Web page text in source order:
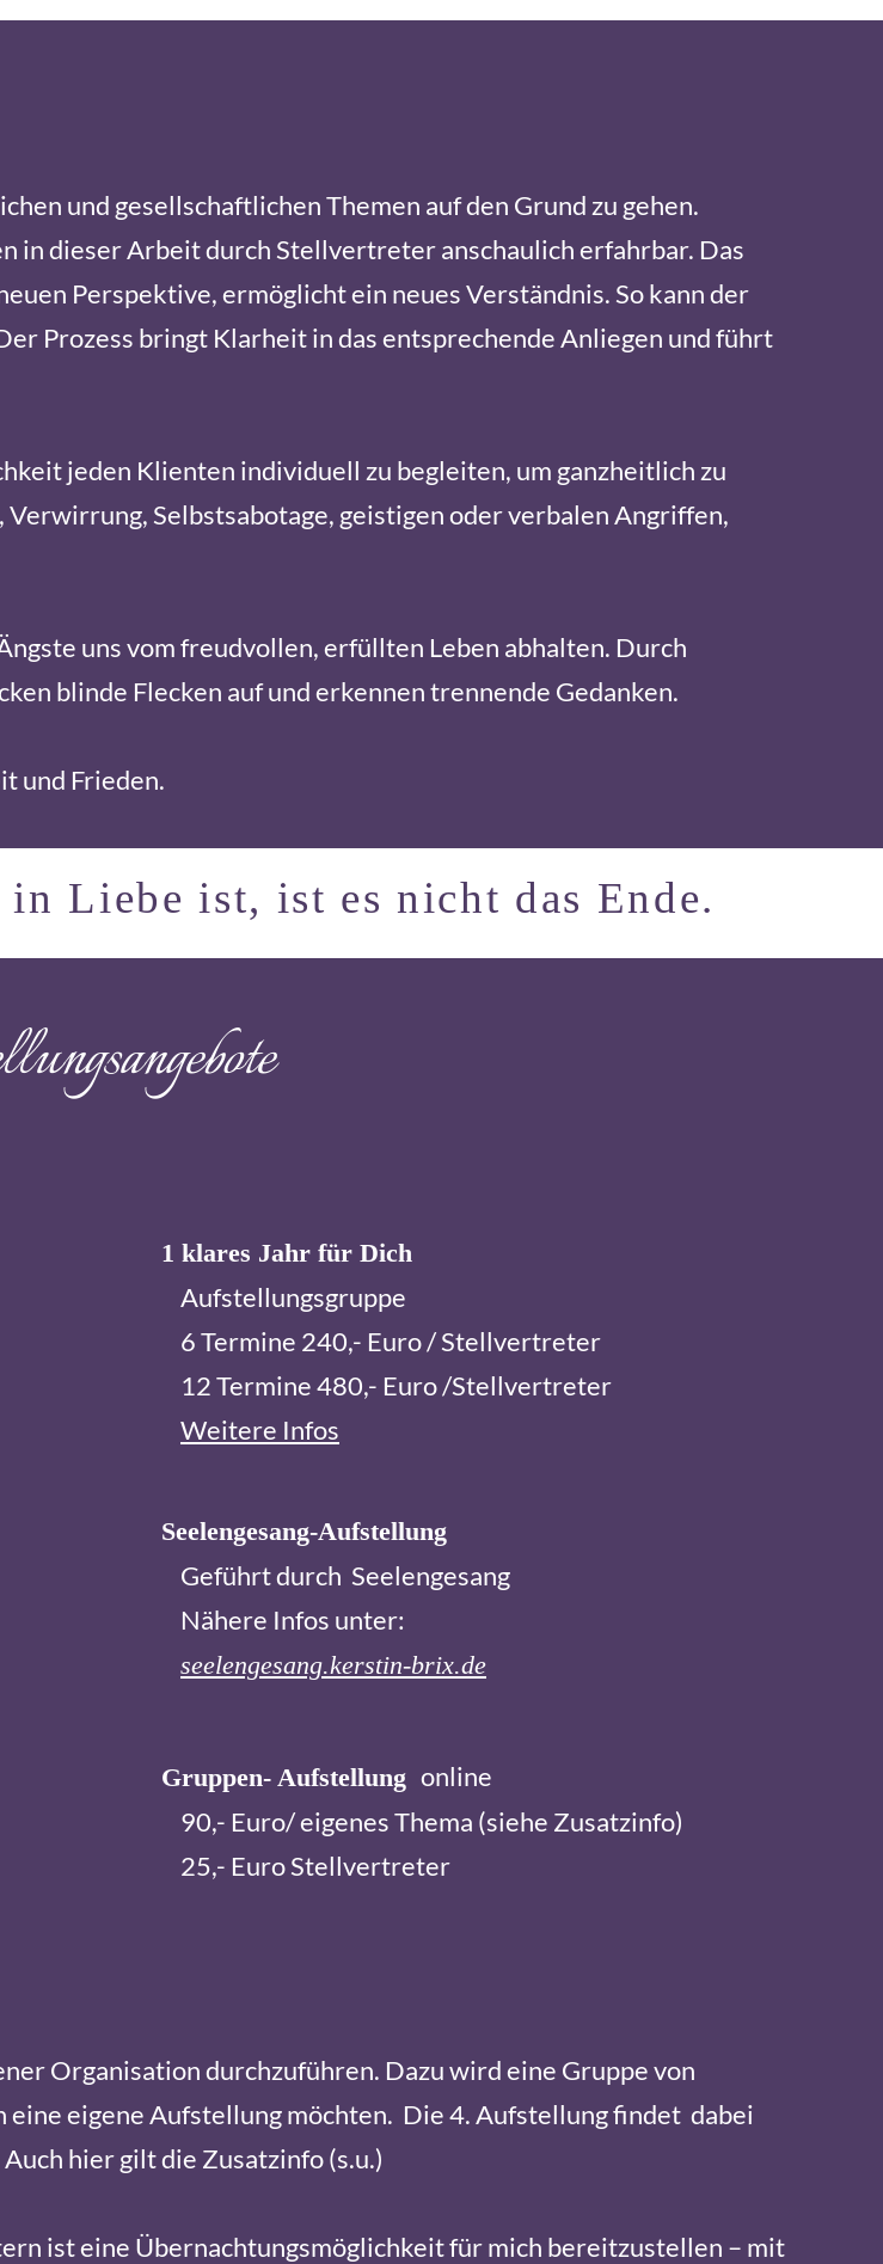
und gesellschaftlichen Themen auf den Grund zu gehen.
in dieser Arbeit durch Stellvertreter anschaulich erfahrbar. Das
Perspektive, ermöglicht ein neues Verständnis. So kann der
Prozess bringt Klarheit in das entsprechende Anliegen und führt
jeden Klienten individuell zu begleiten, um ganzheitlich zu
Selbstsabotage, geistigen oder verbalen Angriffen,
uns vom freudvollen, erfüllten Leben abhalten. Durch
blinde Flecken auf und erkennen trennende Gedanken.
und Frieden.
Liebe ist, ist es nicht das Ende.
1 klares Jahr für Dich
Aufstellungsgruppe
6 Termine 240,- Euro / Stellvertreter
12 Termine 480,- Euro /Stellvertreter
Weitere Infos
Seelengesang-Aufstellung
Geführt durch Seelengesang
Nähere Infos unter:
seelengesang.kerstin-brix.de
Gruppen- Aufstellung online
90,- Euro/ eigenes Thema (siehe Zusatzinfo)
25,- Euro Stellvertreter
Organisation durchzuführen. Dazu wird eine Gruppe von
eigene Aufstellung möchten. Die 4. Aufstellung findet dabei
hier gilt die Zusatzinfo (s.u.)
ist eine Übernachtungsmöglichkeit für mich bereitzustellen – mit